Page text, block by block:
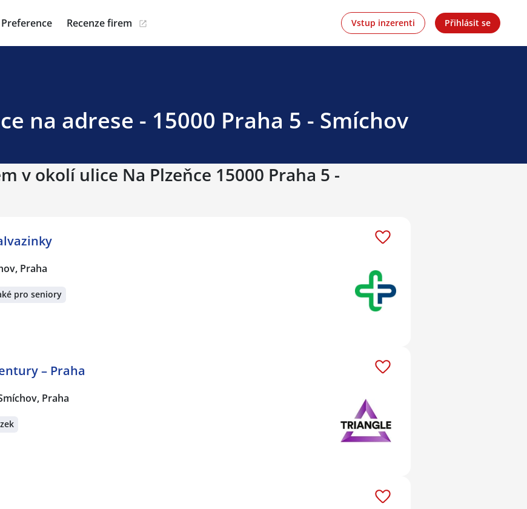
Preference Recenze firem Vstup inzerenti Přihlásit se
na adrese - 15000 Praha 5 - Smíchov
v okolí ulice Na Plzeňce 15000 Praha 5 -
Praha
pro seniory
– Praha
Praha